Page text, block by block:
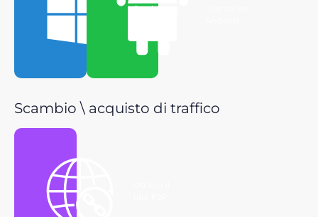
Scarica per
Scambio \ acquisto di traffico